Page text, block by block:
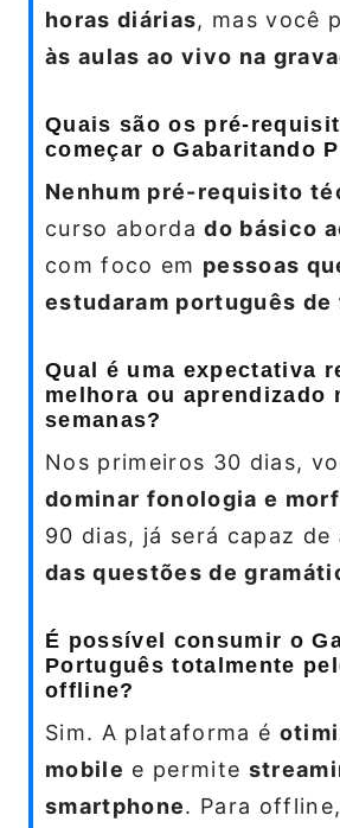
horas diárias, mas você
às aulas ao vivo na
Quais são os pré-
começar o Gabaritando
Nenhum pré-requisito
curso abordado básico
com foco em pessoas
estudaram português
Qual é uma expectativa
melhora ou aprendizado
semanas?
Nos primeiros 30 dias,
dominar fonologia e
90 dias, já será capaz de
das questões de
É possível consumir o
Português totalmente
offline?
Sim. A plataforma é
mobile e permite
smartphone. Para